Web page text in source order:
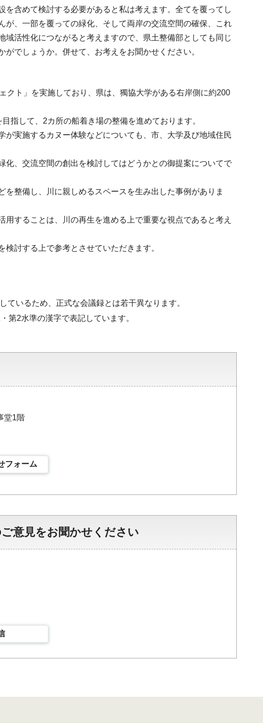
含めて検討する必要があると私は考えます。全てを覆ってし
、一部を覆っての緑化、そして両岸の交流空間の確保、これ
活性化につながると考えますので、県土整備部としても同じ
でしょうか。併せて、お考えをお聞かせください。
クト」を実施しており、県は、獨協大学がある右岸側に約200
指して、2カ所の船着き場の整備を進めております。
実施するカヌー体験などについても、市、大学及び地域住民
、交流空間の創出を検討してはどうかとの御提案についてで
整備し、川に親しめるスペースを生み出した事例がありま
することは、川の再生を進める上で重要な視点であると考え
討する上で参考とさせていただきます。
ているため、正式な会議録とは若干異なります。
第2水準の漢字で表記しています。
堂1階
フォーム
意見をお聞かせください